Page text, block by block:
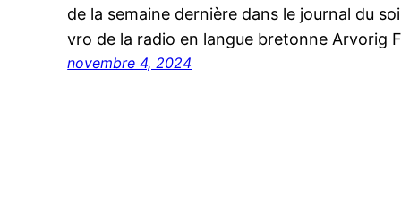
de la semaine dernière dans le journal du
vro de la radio en langue bretonne Arvorig
novembre 4, 2024